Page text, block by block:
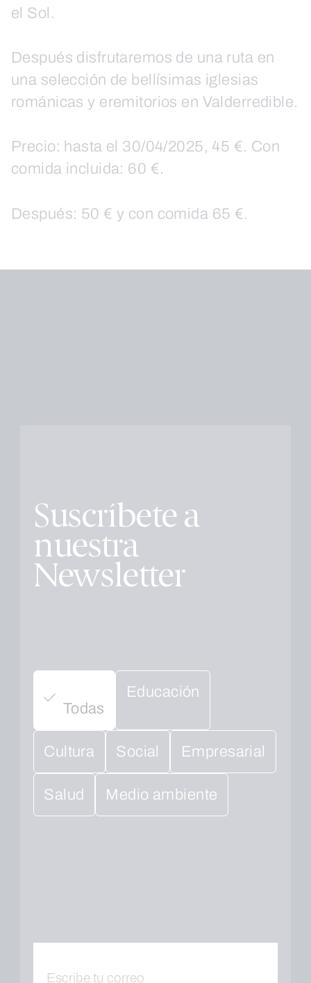
el Sol.
Después disfrutaremos de una ruta en
una selección de bellísimas iglesias
románicas y eremitorios en Valderredible.
Precio: hasta el 30/04/2025, 45 €. Con
comida incluida: 60 €.
Después: 50 € y con comida 65 €.
Suscríbete a
nuestra
Newsletter
Todas
Educación
Cultura Social Empresarial
Salud Medio ambiente